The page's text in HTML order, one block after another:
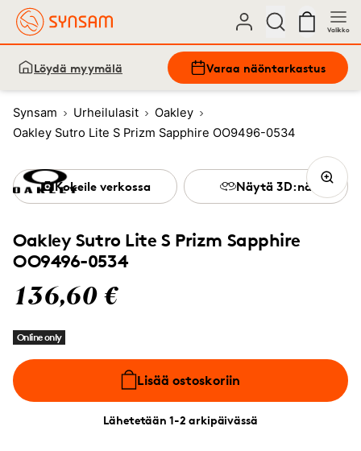
Valikko
Löydä myymälä Varaa näöntarkastus
Synsam Urheilulasit
Oakley
Oakley Sutro Lite S Prizm Sapphire OO9496-0534
Oakley Sutro Lite S Prizm Sapphire
OO9496-0534
136,60 €
Online only
Lisää ostoskoriin
Lähetetään 1-2 arkipäivässä
Kokeile verkossa Näytä 3D:nä